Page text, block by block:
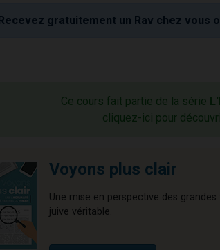
Recevez gratuitement un Rav chez vous
Ce cours fait partie de la série
cliquez-ici pour
Voyons plus clair
Une mise en perspective des
juive véritable.